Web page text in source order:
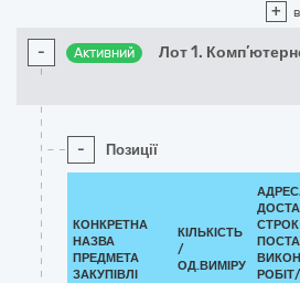
+
- Активний Лот 1.
- Позиції
КОНКРЕТНА
НАЗВА
ПРЕДМЕТА
ЗАКУПІВЛІ
КІЛЬКІСТЬ
/
ОД.ВИМІРУ
СТРОК
РОБІТ/